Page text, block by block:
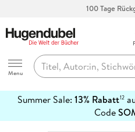
100 Tage
Hugendubel
Menu
Summer Sale: 13% Rabatt12
Code
erfahren